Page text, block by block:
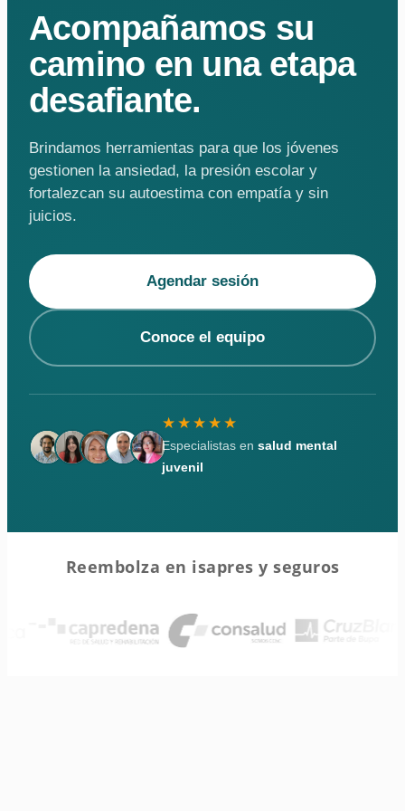
Acompañamos su
camino en una etapa
desafiante.
Brindamos herramientas para que los jóvenes
gestionen la ansiedad, la presión escolar y
fortalezcan su autoestima con empatía y sin
juicios.
Agendar sesión
Conoce el equipo
★★★★★
Especialistas ensalud mental
juvenil
Reembolza en isapres y seguros